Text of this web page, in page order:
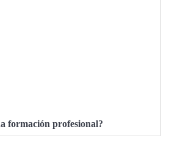
formación profesional?